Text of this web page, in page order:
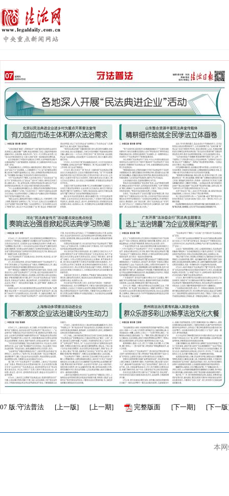
07 版:守法普法 [上一版] [上一期] 完整版面 [下一期] [下一版
本